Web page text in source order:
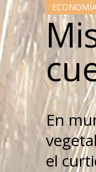
En
el